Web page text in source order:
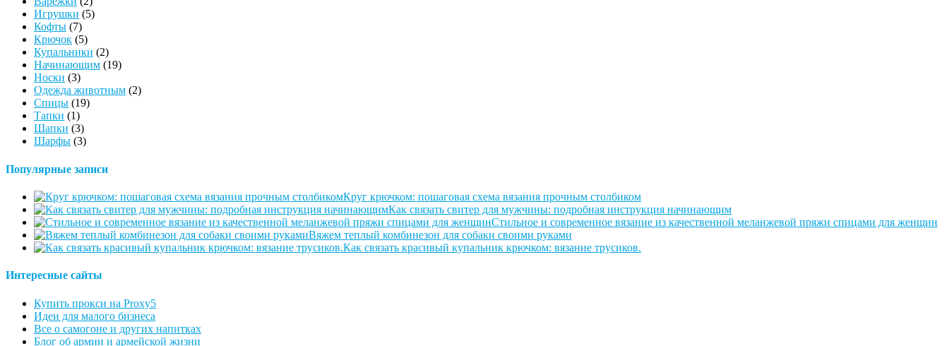
Игрушки (5)
Кофты (7)
Крючок (5)
Купальники (2)
Начинающим (19)
Носки (3)
Одежда животным (2)
Спицы (19)
Тапки (1)
Шапки (3)
Шарфы (3)
Популярные записи
Круг крючком: пошаговая схема вязания прочным столбиком
Как связать свитер для мужчины: подробная инструкция начинающим
Стильное и современное вязание из качественной меланжевой пряжи спицами для женщин
Вяжем теплый комбинезон для собаки своими руками
Как связать красивый купальник крючком: вязание трусиков.
Интересные сайты
Купить прокси на Proxy5
Идеи для малого бизнеса
Все о самогоне и других напитках
Блог об армии и армейской жизни